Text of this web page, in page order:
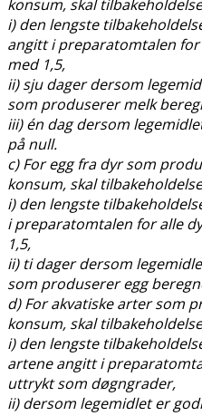
konsum, skal
i) den lengste
angitt i preparatomtalen
med 1,5,
ii) sju dager dersom
som produserer melk
iii) én dag dersom
på null.
c) For egg fra dyr som
konsum, skal
i) den lengste
i preparatomtalen for alle
1,5,
ii) ti dager dersom
som produserer egg
d) For akvatiske arter som
konsum, skal
i) den lengste
artene angitt i
uttrykt som døgngrader,
ii) dersom legemidlet er